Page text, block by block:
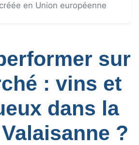
en Union européenne
sur
: vins et
dans la
?